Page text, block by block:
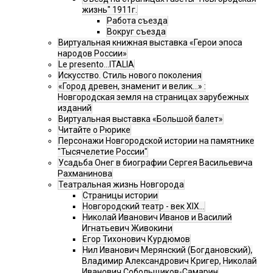
жизнь" 1911г.
Работа съезда
Вокруг съезда
Виртуальная книжная выставка «Герои эпоса
народов России»
Le presento...ITALIA
Искусство. Стиль нового поколения
«Город древен, знаменит и велик…» :
Новгородская земля на страницах зарубежных
изданий
Виртуальная выставка «Большой балет»
Читайте о Рюрике
Персонажи Новгородской истории на памятнике
"Тысячелетие России"
Усадьба Онег в биографии Сергея Васильевича
Рахманинова
Театральная жизнь Новгорода
Страницы истории
Новгородский театр - век XIX…
Николай Иванович Иванов и Василий
Игнатьевич Живокини
Егор Тихонович Курдюмов
Нил Иванович Мерянский (Богдановский),
Владимир Александрович Кригер, Николай